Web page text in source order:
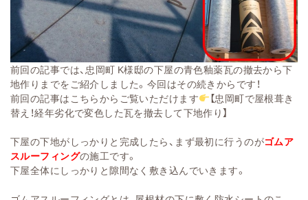
前回の記事では、忠岡町 K様邸の下屋の青色釉薬瓦の撤去から下
地作りまでをご紹介しました。今回はその続きからです！
前回の記事はこちらからご覧いただけます
【忠岡町で屋根葺き
替え！経年劣化で変色した瓦を撤去して下地作り】
下屋の下地がしっかりと完成したら、まず最初に行うのがゴムア
スルーフィングの施工です。
下屋全体にしっかりと隙間なく敷き込んでいきます。